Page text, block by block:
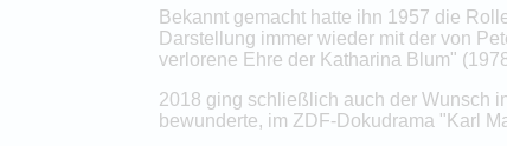
Bekannt gemacht hatte ihn 1957 die
Darstellung immer wieder mit der von
verlorene Ehre der Katharina Blum"
2018 ging schließlich auch der Wunsch
bewunderte, im ZDF-Dokudrama "Karl